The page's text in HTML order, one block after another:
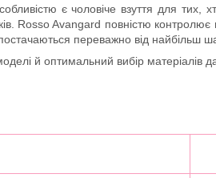
є чоловіче взуття для тих, хто
Rosso Avangard повністю
переважно від найбільш
й оптимальний вибір матеріалів